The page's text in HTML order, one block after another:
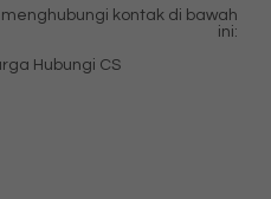
kontak di bawah
ini:
Hubungi CS